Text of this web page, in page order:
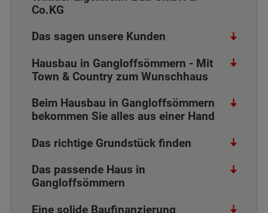
Co.KG
Das sagen unsere Kunden
Hausbau in Gangloffsömmern - Mit
Town & Country zum Wunschhaus
Beim Hausbau in Gangloffsömmern
bekommen Sie alles aus einer Hand
Das richtige Grundstück finden
Das passende Haus in
Gangloffsömmern
Eine solide Baufinanzierung